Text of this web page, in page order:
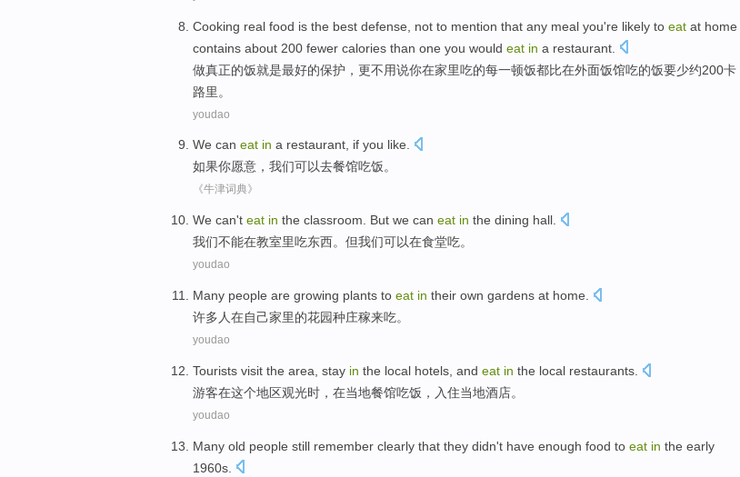
Cooking real food is the best defense , not to mention that any meal you're likely to eat at home
contains about 200 fewer calories than one you would eat in a restaurant
做真正的饭就是最好的保护 ， 更不用说你在家里吃的每一顿饭都比在外面饭馆吃的饭要少约200卡
路里 。
youdao
We can eat in a restaurant, if you like.
如果你愿意 ， 我们可以去餐馆吃饭。
《牛津词典》
We can't eat in the classroom. But we can eat in the dining hall.
我们不能在教室里吃东西。但我们可以在食堂吃。
youdao
Many people are growing plants to eat in their own gardens at home.
许多人在自己家里的花园种庄稼来吃。
youdao
Tourists visit the area, stay in the local hotels, and eat in the local restaurants.
游客在这个地区观光时，在当地餐馆吃饭，入住当地酒店。
youdao
Many old people still remember clearly that they didn't have enough food to eat in the early
1960s.